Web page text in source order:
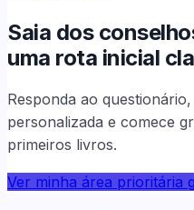
Saia dos
uma rota inicial
Responda ao
personalizada e comece
primeiros livros.
Ver minha área prioritária